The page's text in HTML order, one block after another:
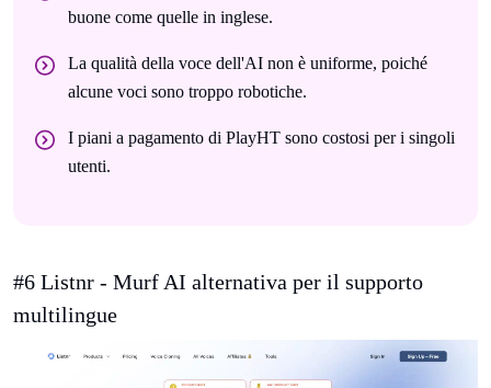
buone come quelle in inglese.
La qualità della voce dell'AI non è uniforme, poiché
alcune voci sono troppo robotiche.
I piani a pagamento di PlayHT sono costosi per i singoli
utenti.
#6 Listnr - Murf AI alternativa per il supporto
multilingue